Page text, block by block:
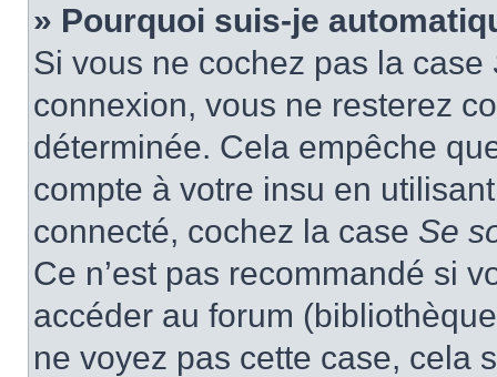
» Pourquoi suis-je
Si vous ne cochez pas la case
connexion, vous ne resterez
déterminée. Cela empêche
compte à votre insu en
connecté, cochez la case Se
Ce n’est pas recommandé si
accéder au forum
ne voyez pas cette case, cela